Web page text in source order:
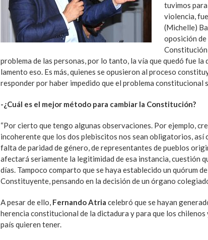
tuvimos
violencia,
(Michelle)
oposición de
Constitución
problema de las personas, por lo tanto, la vía que quedó fue
lamento eso. Es más, quienes se opusieron al proceso
responder por haber impedido que el problema constitucional
-¿Cuál es el mejor método para cambiar la Constitución?
“Por cierto que tengo algunas observaciones. Por ejemplo,
incoherente que los dos plebiscitos nos sean obligatorios, así
falta de paridad de género, de representantes de pueblos
afectará seriamente la legitimidad de esa instancia, cuestión
días. Tampoco comparto que se haya establecido un quórum
Constituyente, pensando en la decisión de un órgano
A pesar de ello, Fernando Atria celebró que se hayan
herencia constitucional de la dictadura y para que los chilenos
país quieren tener.